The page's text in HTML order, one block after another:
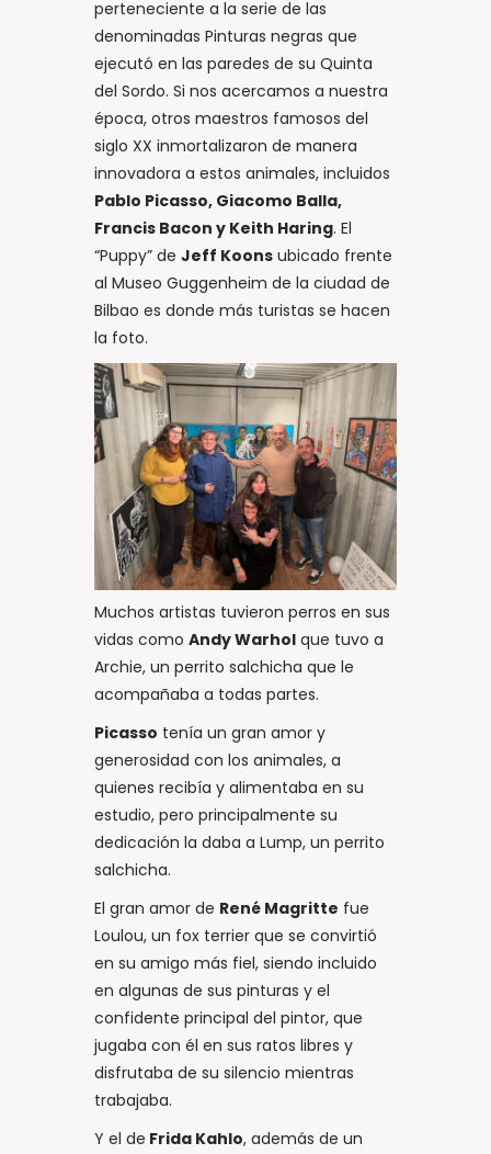
perteneciente a la serie de las
denominadas Pinturas negras que
ejecutó en las paredes de su Quinta
del Sordo. Si nos acercamos a nuestra
época, otros maestros famosos del
siglo XX inmortalizaron de manera
innovadora a estos animales, incluidos
Pablo Picasso, Giacomo Balla,
Francis Bacon y Keith Haring. El
“Puppy” de Jeff Koons ubicado frente
al Museo Guggenheim de la ciudad de
Bilbao es donde más turistas se hacen
la foto.
Muchos artistas tuvieron perros en sus
vidas como Andy Warhol que tuvo a
Archie, un perrito salchicha que le
acompañaba a todas partes.
Picasso tenía un gran amor y
generosidad con los animales, a
quienes recibía y alimentaba en su
estudio, pero principalmente su
dedicación la daba a Lump, un perrito
salchicha.
El gran amor de René Magritte fue
Loulou, un fox terrier que se convirtió
en su amigo más fiel, siendo incluido
en algunas de sus pinturas y el
confidente principal del pintor, que
jugaba con él en sus ratos libres y
disfrutaba de su silencio mientras
trabajaba.
Y el de Frida Kahlo, además de un